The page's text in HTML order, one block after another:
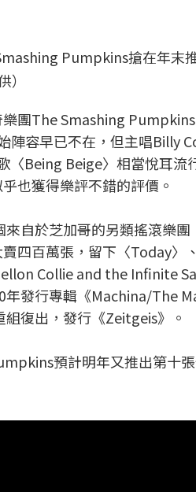
Pumpkins搶在年末
團The Smashing
陣容早已不在，但主唱Billy
〈Being Beige〉相當悅耳流
也獲得樂評不錯的評價。
自於芝加哥的另類搖滾樂團
四百萬張 ，留下 〈Today〉
Collie and the Infinite
年發行專輯《Machina/The
組復出，發行 《Zeitgeis》 。
預計明年又推出第十